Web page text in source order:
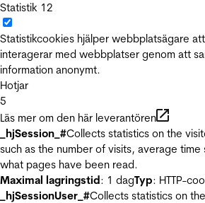
Statistik 12
Statistikcookies hjälper webbplatsägare
interagerar med webbplatser genom att
information anonymt.
Hotjar
5
Läs mer om den här leverantören
_hjSession_#Collects statistics on the
such as the number of visits, average
what pages have been read.
Maximal lagringstid: 1 dagTyp: HTTP-
_hjSessionUser_#Collects statistics on